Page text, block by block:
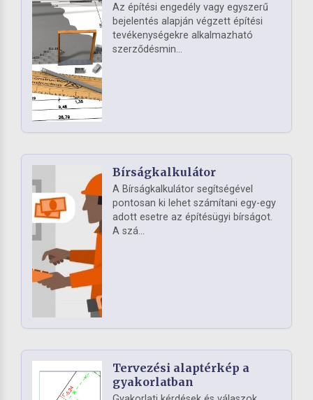
Az építési engedély vagy egyszerű
bejelentés alapján végzett építési
tevékenységekre alkalmazható
szerződésmin...
Bírságkalkulátor
A Bírságkalkulátor segítségével
pontosan ki lehet számítani egy-egy
adott esetre az építésügyi bírságot.
A szá...
Tervezési alaptérkép a
gyakorlatban